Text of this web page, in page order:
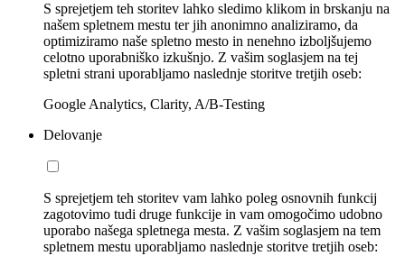
S sprejetjem teh storitev lahko sledimo klikom in brskanju na
našem spletnem mestu ter jih anonimno analiziramo, da
optimiziramo naše spletno mesto in nenehno izboljšujemo
celotno uporabniško izkušnjo. Z vašim soglasjem na tej
spletni strani uporabljamo naslednje storitve tretjih oseb:
Google Analytics, Clarity, A/B-Testing
Delovanje
S sprejetjem teh storitev vam lahko poleg osnovnih funkcij
zagotovimo tudi druge funkcije in vam omogočimo udobno
uporabo našega spletnega mesta. Z vašim soglasjem na tem
spletnem mestu uporabljamo naslednje storitve tretjih oseb: